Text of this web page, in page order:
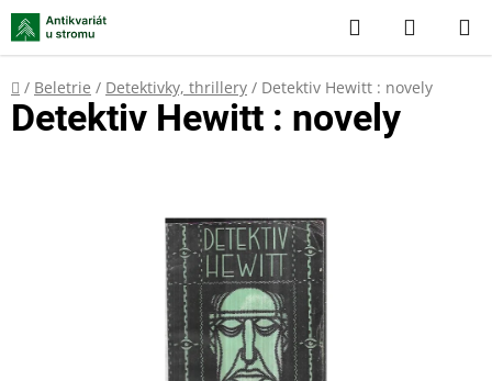
Přejít
na
obsah
Hledat
KOŠÍK
Domů
/ Beletrie / Detektivky, thrillery / Detektiv Hewitt : novely
Detektiv Hewitt : novely